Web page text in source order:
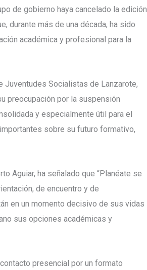
de gobierno haya cancelado la edición
durante más de una década, ha sido
académica y profesional para la
Juventudes Socialistas de Lanzarote,
preocupación por la suspensión
y especialmente útil para el
sobre su futuro formativo,
Aguiar, ha señalado que “Planéate se
de encuentro y de
en un momento decisivo de sus vidas
sus opciones académicas y
presencial por un formato